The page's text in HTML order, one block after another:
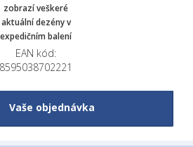
zobrazí veškeré
aktuální dezény v
expedičním balení
EAN kód:
8595038702221
Vaše objednávka